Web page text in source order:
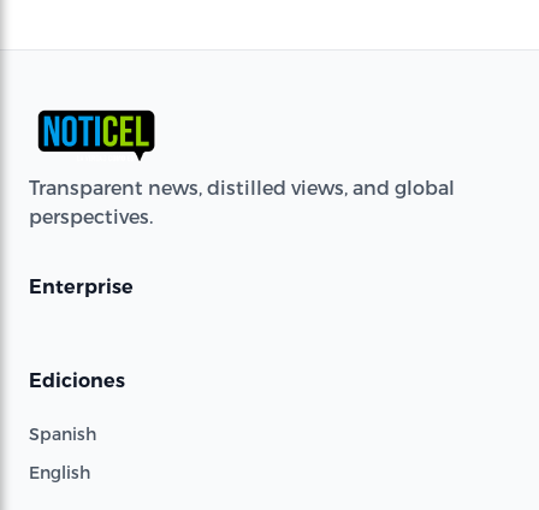
Transparent news, distilled views, and global
perspectives.
Enterprise
Ediciones
Spanish
English